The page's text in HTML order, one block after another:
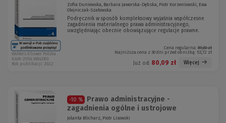
Zofia Duniewska, Barbara Jaworska-Dębska, Piotr Korzeniowski, Ewa
Olejniczak-Szałowska
Podręcznik w sposób kompleksowy wyjaśnia współczesne
zagadnienia materialnego prawa administracyjnego,
uwzględniając obecnie obowiązujące regulacje prawne.
Cena regularna: 89,00 zł
Najniższa cena z 30 dni przed obniżką: 53,72 zł
Już od: 80,09 zł Więcej
Wolters Kluwer Polska
KAM-2054 W04D03
Rok publikacji: 2022
-10 %
Prawo administracyjne -
zagadnienia ogólne i ustrojowe
Jolanta Blicharz, Piotr Lisowski